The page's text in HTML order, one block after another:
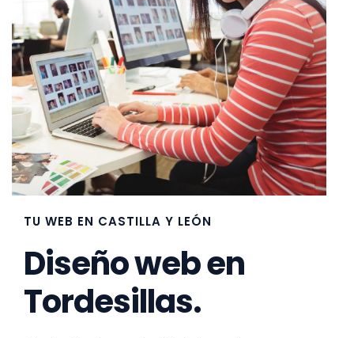
TU WEB EN CASTILLA Y LEÓN
Diseño web en
Tordesillas.